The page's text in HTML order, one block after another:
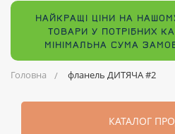
НАЙКРАЩІ ЦІНИ НА
ТОВАРИ У ПОТРІБНИХ
МІНІМАЛЬНА СУМА
Головна фланель ДИТЯЧА #2
КАТАЛОГ